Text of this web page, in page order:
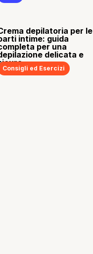
depilatoria per le
intime: guida
per una
delicata e
Consigli ed Esercizi